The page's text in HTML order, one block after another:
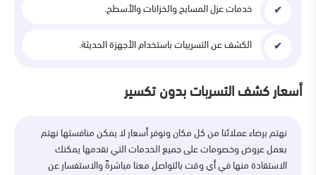
خدمات عزل المسابح والخزانات والأسطح.
الكشف عن التسريبات باستخدام الأجهزة الحديثة.
أسعار كشف التسربات بدون تكسير
نهتم برضاء عملائنا من كل مكان ونوفر أسعار لا يمكن منافستها نهتم
بعمل عروض وخصومات على جميع الخدمات التي نقدمها يمكنك
الاستقادة منها في أي وقت بالتواصل معنا مباشرةً والاستفسار عن